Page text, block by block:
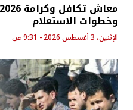
وخطوات الاستعلام
الإثنين، 3 أغسطس 2026 - 9:31 ص